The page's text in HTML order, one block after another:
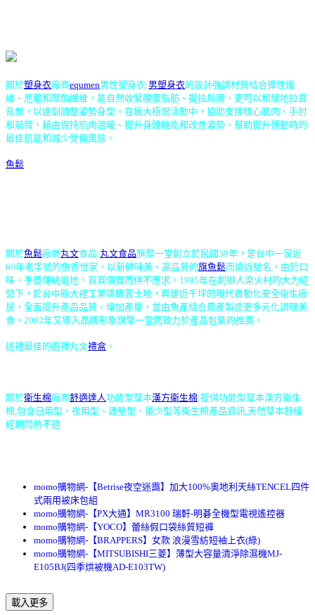
關於塑身衣廠商equmen男性塑身衣:男塑身衣的設計強調材質結合彈性纖
維、尼龍和聚酯纖維，能自然收緊腰腹脂肪、提拉肩膀，更可以和緩地拉直
背部，以達到調整姿勢身型。在最大極限活動中，協助支撐核心肌肉、手肘
和前臂，藉由保持肌肉溫暖、提升身體機能和改善姿勢，幫助提升運動時的
最佳肌能和減少受傷風險。
魚鬆
關於魚鬆廠商丸文食品:丸文食品旗聚一堂創立於民國39年，是台中一家近
60年老字號的魚香世家，以新鮮味美、高品質的旗魚鬆而遠近馳名，由於口
味、手藝傳統道地，貨真價實而供不應求。1995年在創辦人梁火村的大力經
營下，於台中縣大裡工業區購置土地，興建近千坪的現代自動化安全衛生廠
房，全面提升產品品質、增加產量，並由魚產結合農產製造更多元化調理美
食。2002年又導入品牌形象旗聚一堂而致力於產品包裝的推廣。
送禮最佳的選擇丸文禮盒 。
關於衛生棉廠商舒適達人功能型草本漢方衛生棉:提供功能型草本漢方衛生
棉,包含日用型、夜用型、護墊型、量少型等衛生棉產品資訊,天然草本舒緩
經期悶熱不適
momo購物網-【Betrise夜空迷靄】加大100%奧地利天絲TENCEL四件
式兩用被床包組
momo購物網-【PX大通】MR3100 瑞軒-明碁全機型電視遙控器
momo購物網-【YOCO】蕾絲假口袋絲質短褲
momo購物網-【BRAPPERS】女款 浪漫雪紡短袖上衣(綠)
momo購物網-【MITSUBISHI三菱】薄型大容量清淨除濕機MJ-
E105BJ(四季烘被機AD-E103TW)
載入更多